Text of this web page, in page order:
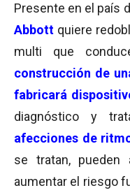
Presente en el país
Abbott quiere
multi que
construcción de
fabricará
diagnóstico y
afecciones de
se tratan,
aumentar el riesgo